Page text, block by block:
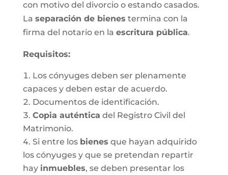
con motivo del divorcio o estando casados.
La separación de bienes termina con la
firma del notario en la escritura pública.
Requisitos:
Los cónyuges deben ser plenamente
capaces y deben estar de acuerdo.
Documentos de identificación.
Copia auténtica del Registro Civil del
Matrimonio.
Si entre los bienes que hayan adquirido
los cónyuges y que se pretendan repartir
hay inmuebles, se deben presentar los